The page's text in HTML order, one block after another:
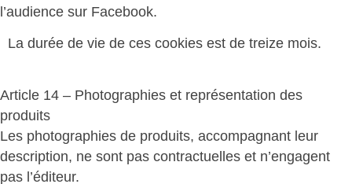
l’audience sur Facebook.
La durée de vie de ces cookies est de treize mois.
Article 14 – Photographies et représentation des
produits
Les photographies de produits, accompagnant leur
description, ne sont pas contractuelles et n’engagent
pas l’éditeur.